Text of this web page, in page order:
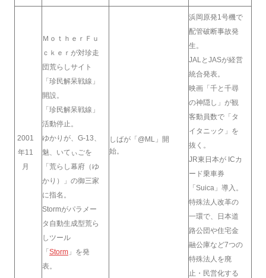
2001
年11
月
ＭｏｔｈｅｒＦｕ
ｃｋｅｒが対珍走
団荒らしサイト
「珍民解呆戦線」
開設。
「珍民解呆戦線」
活動停止。
ゆかりが、G-13、
魅、いてぃごを
「荒らし幕府（ゆ
かり）」の御三家
に指名。
Stormがパラメー
タ自動生成型荒ら
しツール
「Storm 」を発
表。
しばが「@ML」開
始。
浜岡原発1号機で
配管破断事故発
生。
JALとJASが経営
統合発表。
映画「千と千尋
の神隠し」が観
客動員数で「タ
イタニック」を
抜く。
JR東日本が ICカ
ード乗車券
「Suica」導入。
特殊法人改革の
一環で、日本道
路公団や住宅金
融公庫など7つの
特殊法人を廃
止・民営化する